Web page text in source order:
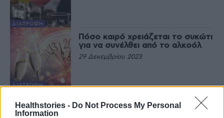
Healthstories - Do Not Process My Personal
Information
ΔΙΑΤΡΟΦΉ
ΔΙΑΤΡΟΦΉ
Πόσο καιρό χρειάζεται το συκώτι
για να συνέλθει από το αλκοόλ
29 Δεκεμβρίου 2023
Τα αλκοολούχα ποτά που είναι
λιγότερο πιθανό να πειράξουν το